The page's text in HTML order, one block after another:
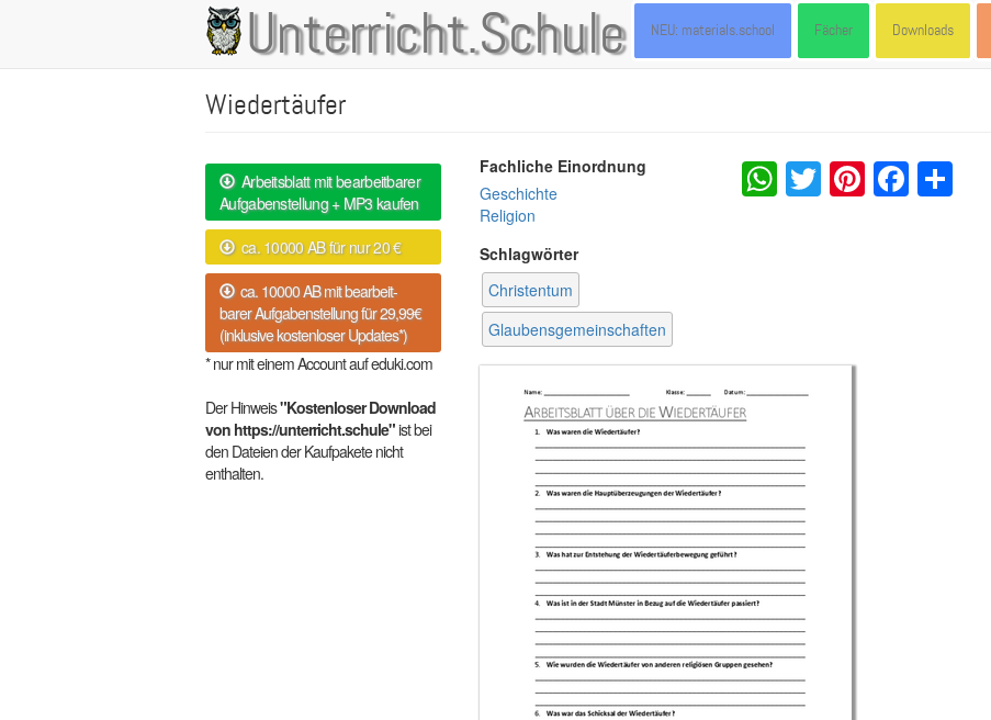
Unterricht.Schule
Main
navigation
NEU: materials.school Fächer Downloads
Wiedertäufer
Arbeitsblatt mit bearbeitbarer
Aufgabenstellung + MP3 kaufen
ca. 10000 AB für nur 20 €
ca. 10000 AB mit bearbeit-
barer Aufgabenstellung für 29,99€
(inklusive kostenloser Updates*)
* nur mit einem Account auf eduki.com
Der Hinweis"Kostenloser Download
von https://unterricht.schule"ist bei
den Dateien der Kaufpakete nicht
enthalten.
Fachliche Einordnung
Geschichte
Religion
Schlagwörter
Christentum
Glaubensgemeinschaften
WhatsApp
Twitter
Pinterest